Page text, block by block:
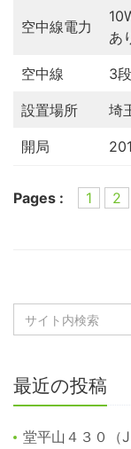
空中線電力
あ
空中線 3
設置場所 埼
開局
Pages : 1 2
最近の投稿
堂平山４３０（